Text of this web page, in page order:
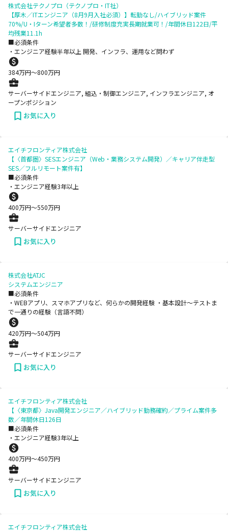
株式会社テクノプロ（テクノプロ・IT社）
【厚木／ITエンジニア（8月9月入社必須）】転勤なし/ハイブリッド案件
70%/U・Iターン希望者多数！/研修制度充実長期就業可！/年間休日122日/平
均残業11.1h
■必須条件
・エンジニア経験半年以上 開発、インフラ、運用など問わず
384万円〜800万円
サーバーサイドエンジニア, 組込・制御エンジニア, インフラエンジニア, オ
ープンポジション
お気に入り
エイチフロンティア株式会社
【〈首都圏〉SESエンジニア（Web・業務システム開発）／キャリア伴走型
SES／フルリモート案件有】
■必須条件
・エンジニア経験3年以上
400万円〜550万円
サーバーサイドエンジニア
お気に入り
株式会社ATJC
システムエンジニア
■必須条件
・WEBアプリ、スマホアプリなど、何らかの開発経験 ・基本設計～テストま
で一通りの経験（言語不問）
420万円〜504万円
サーバーサイドエンジニア
お気に入り
エイチフロンティア株式会社
【〈東京都〉Java開発エンジニア／ハイブリッド勤務確約／プライム案件多
数／年間休日126日
■必須条件
・エンジニア経験3年以上
400万円〜450万円
サーバーサイドエンジニア
お気に入り
エイチフロンティア株式会社